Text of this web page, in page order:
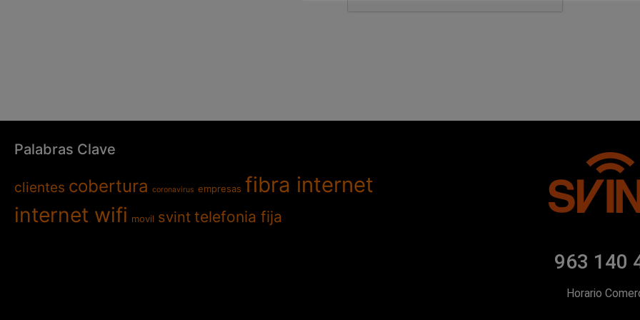
Palabras Clave
clientes cobertura coronavirus empresas fibra internet
internet wifi movil svint telefonia fija
963 140
Horario